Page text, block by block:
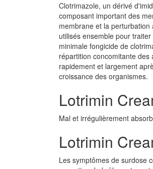
Clotrimazole, un dérivé
composant important des
membrane et la
utilisés ensemble pour
minimale fongicide de
répartition concomitante
rapidement et largement
croissance des organismes.
Lotrimin
Mal et irrégulièrement
Lotrimin
Les symptômes de surdose